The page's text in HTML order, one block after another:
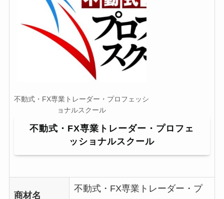
不動式・FX専業トレーダー・プロフェッシ
ョナルスクール
不動式・FX専業トレーダー・プロフェ
ッショナルスクール
商材名
不動式・FX専業トレーダー・プ